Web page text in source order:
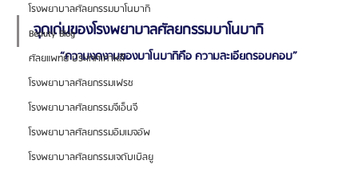
โรงพยาบาลศัลยกรรมบาโนบากิ
Beauty Blog
ศัลยแพทย์ ประเทศเกาหลี
โรงพยาบาลศัลยกรรมเฟรช
โรงพยาบาลศัลยกรรมจีเอ็นจี
โรงพยาบาลศัลยกรรมอิมเมจอัพ
โรงพยาบาลศัลยกรรมเจดับเบิลยู
จุดเด่นของโรงพยาบาลศัลยกรรมบาโนบากิ
“ความงดงามของบาโนบากิคือ ความละเอียดรอบคอบ”